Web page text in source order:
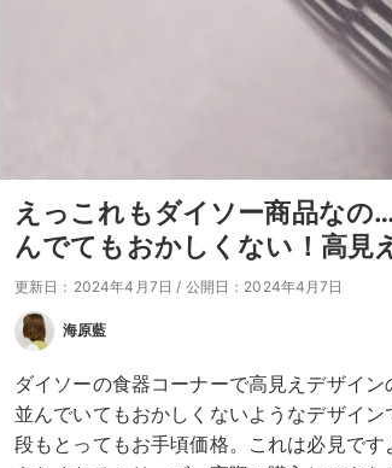
えっこれもダイソー商品なの
んでてもおかしくない！高見
更新日：2024年4月7日 / 公開日：2024年4月7日
海原藍
ダイソーの食器コーナーで高見えデザイ
並んでいてもおかしくないようなデザイ
段もとってもお手頃価格。これは必見で